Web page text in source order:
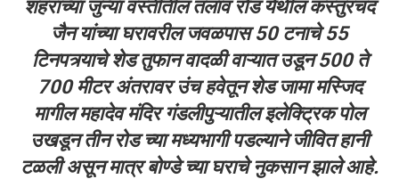
शहराच्या जुन्या वस्तीतील तलाव रोड येथील कस्तुरचंद
जैन यांच्या घरावरील जवळपास 50 टनाचे 55
टिनपत्र्याचे शेड तुफान वादळी वाऱ्यात उडून 500 ते
700 मीटर अंतरावर उंच हवेतून शेड जामा मस्जिद
मागील महादेव मंदिर गंडलीपुऱ्यातील इलेक्ट्रिक पोल
उखडून तीन रोड च्या मध्यभागी पडल्याने जीवित हानी
टळली असून मात्र बोण्डे च्या घराचे नुकसान झाले आहे.